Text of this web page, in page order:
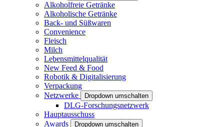
Alkoholfreie Getränke
Alkoholische Getränke
Back- und Süßwaren
Convenience
Fleisch
Milch
Lebensmittelqualität
New Feed & Food
Robotik & Digitalisierung
Verpackung
Netzwerke
Dropdown umschalten
DLG-Forschungsnetzwerk
Hauptausschuss
Awards
Dropdown umschalten